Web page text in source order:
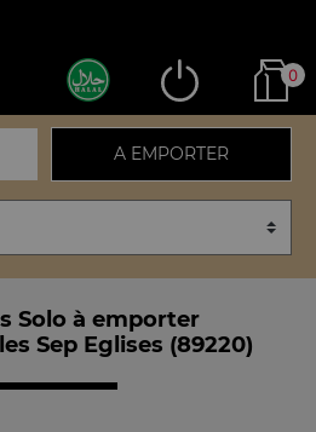
0
A EMPORTER
Solo à emporter
Sep Eglises (89220)